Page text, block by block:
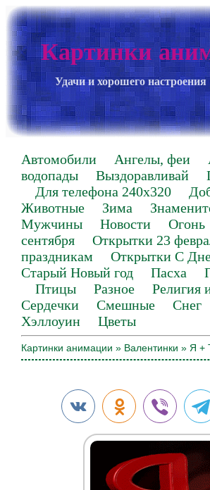
Картинки
Удачи и хорошего настроения
Автомобили Ангелы, феи
водопады
Выздоравливай
Для телефона 240х320
Животные
Зима
Мужчины
Новости Огонь
сентября
Открытки 23
праздникам
Открытки С
Старый Новый год
Пасха
Птицы
Разное Религия
Сердечки
Смешные Снег
Хэллоуин
Цветы
Картинки анимации » Валентинки » Я +